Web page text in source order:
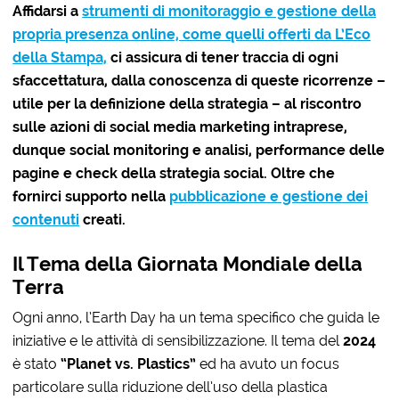
Affidarsi astrumenti di monitoraggio e gestione della
propria presenza online, come quelli offerti da L’Eco
della Stampa, ci assicura di tener traccia di ogni
sfaccettatura, dalla conoscenza di queste ricorrenze –
utile per la definizione della strategia – al riscontro
sulle azioni di social media marketing intraprese,
dunque social monitoring e analisi, performance delle
pagine e check della strategia social. Oltre che
fornirci supporto nella pubblicazione e gestione dei
contenuti creati.
Il Tema della Giornata Mondiale della
Terra
Ogni anno, l’Earth Day ha un tema specifico che guida le
iniziative e le attività di sensibilizzazione. Il tema del2024
è stato“Planet vs. Plastics”ed ha avuto un focus
particolare sulla riduzione dell’uso della plastica